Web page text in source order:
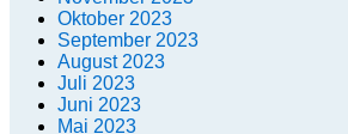
Oktober 2023
September 2023
August 2023
Juli 2023
Juni 2023
Mai 2023